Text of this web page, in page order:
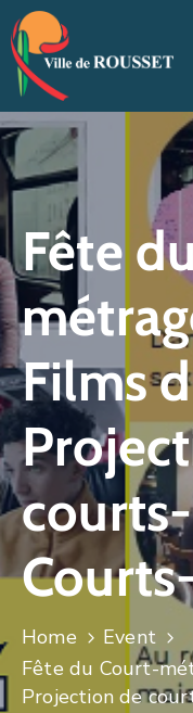
VOTRE
MAIRIE
VIVRE
À
ROUSSET
ÉDUCATION
ET
JEUNESSE
SOLIDARITÉS
ÉCONOMIE
ANIMATION
CULTURE
SPORTS
Fête
Films
Home
Event
Fête du Court-
Projection de